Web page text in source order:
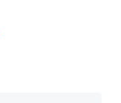
更省电？